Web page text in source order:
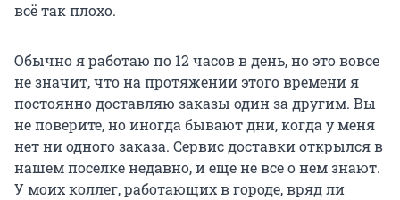
всё так плохо.
Обычно я работаю по 12 часов в день, но это вовсе
не значит, что на протяжении этого времени я
постоянно доставляю заказы один за другим. Вы
не поверите, но иногда бывают дни, когда у меня
нет ни одного заказа. Сервис доставки открылся в
нашем поселке недавно, и еще не все о нем знают.
У моих коллег, работающих в городе, вряд ли